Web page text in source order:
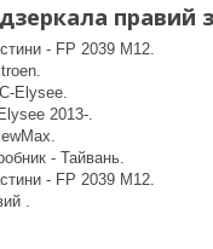
правий з
- FP 2039 M12.
Elysee.
2013-.
- Тайвань.
- FP 2039 M12.
.